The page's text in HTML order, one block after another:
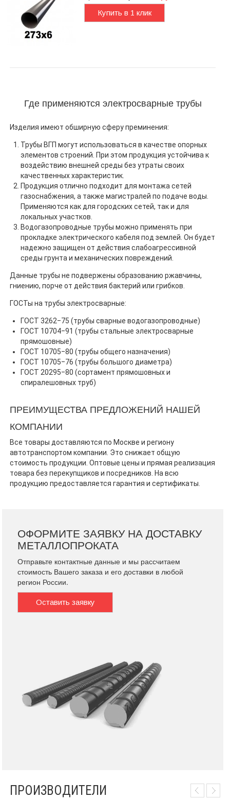
Купить в 1 клик
Где применяются электросварные трубы
Изделия имеют обширную сферу преминения:
Трубы ВГП могут использоваться в качестве опорных
элементов строений. При этом продукция устойчива к
воздействию внешней среды без утраты своих
качественных характеристик.
Продукция отлично подходит для монтажа сетей
газоснабжения, а также магистралей по подаче воды.
Применяются как для городских сетей, так и для
локальных участков.
Водогазопроводные трубы можно применять при
прокладке электрического кабеля под землей. Он будет
надежно защищен от действия слабоагрессивной
среды грунта и механических повреждений.
Данные трубы не подвержены образованию ржавчины,
гниению, порче от действия бактерий или грибков.
ГОСТы на трубы электросварные:
ГОСТ 3262‒75 (трубы сварные водогазопроводные)
ГОСТ 10704‒91 (трубы стальные электросварные
прямошовные)
ГОСТ 10705‒80 (трубы общего назначения)
ГОСТ 10705‒76 (трубы большого диаметра)
ГОСТ 20295‒80 (сортамент прямошовных и
спиралешовных труб)
ПРЕИМУЩЕСТВА ПРЕДЛОЖЕНИЙ НАШЕЙ
КОМПАНИИ
Все товары доставляются по Москве и региону
автотранспортом компании. Это снижает общую
стоимость продукции. Оптовые цены и прямая реализация
товара без перекупщиков и посредников. На всю
продукцию предоставляется гарантия и сертификаты.
ОФОРМИТЕ ЗАЯВКУ НА ДОСТАВКУ
МЕТАЛЛОПРОКАТА
Отправьте контактные данные и мы рассчитаем
стоимость Вашего заказа и его доставки в любой
регион России.
Оставить заявку
ПРОИЗВОДИТЕЛИ